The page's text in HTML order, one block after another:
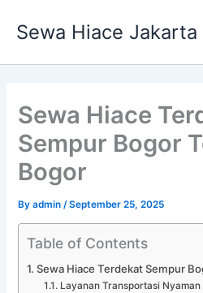
Sewa Hiace Jakarta
Sewa Hiace
Sempur Bogor
Bogor
Byadmin /September 25, 2025
Table of Contents
Sewa Hiace Terdekat Sempur
Layanan Transportasi